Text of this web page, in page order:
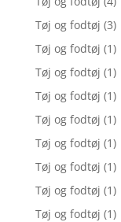
Tøj og fodtøj (3)
Tøj og fodtøj (1)
Tøj og fodtøj (1)
Tøj og fodtøj (1)
Tøj og fodtøj (1)
Tøj og fodtøj (1)
Tøj og fodtøj (1)
Tøj og fodtøj (1)
Tøj og fodtøj (1)